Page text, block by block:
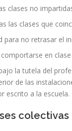
clases no
las clases que
para no retrasar el
en
la tutela del
de las
escrito a la escuela.
colectivas